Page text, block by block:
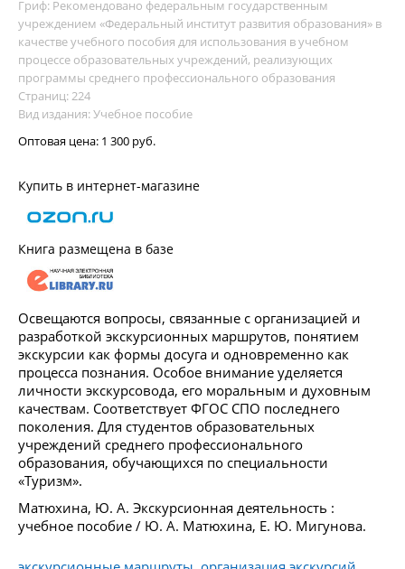
Гриф: Рекомендовано федеральным государственным
учреждением «Федеральный институт развития образования» в
качестве учебного пособия для использования в учебном
процессе образовательных учреждений, реализующих
программы среднего профессионального образования
Страниц: 224
Вид издания: Учебное пособие
Оптовая цена: 1 300 руб.
Купить в интернет-магазине
Книга размещена в базе
Освещаются вопросы, связанные с организацией и
разработкой экскурсионных маршрутов, понятием
экскурсии как формы досуга и одновременно как
процесса познания. Особое внимание уделяется
личности экскурсовода, его моральным и духовным
качествам. Соответствует ФГОС СПО последнего
поколения. Для студентов образовательных
учреждений среднего профессионального
образования, обучающихся по специальности
«Туризм».
Матюхина, Ю. А. Экскурсионная деятельность :
учебное пособие / Ю. А. Матюхина, Е. Ю. Мигунова.